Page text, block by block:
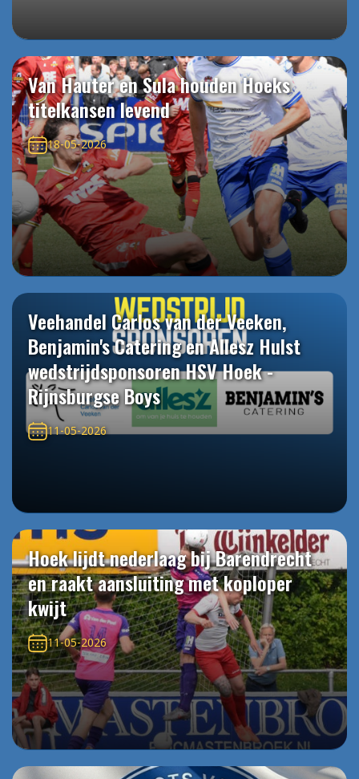
Van Hauter en Sula houden Hoeks
titelkansen levend
18-05-2026
Veehandel Carlos van der Veeken,
Benjamin's Catering en Allesz Hulst
wedstrijdsponsoren HSV Hoek -
Rijnsburgse Boys
11-05-2026
Hoek lijdt nederlaag bij Barendrecht
en raakt aansluiting met koploper
kwijt
11-05-2026